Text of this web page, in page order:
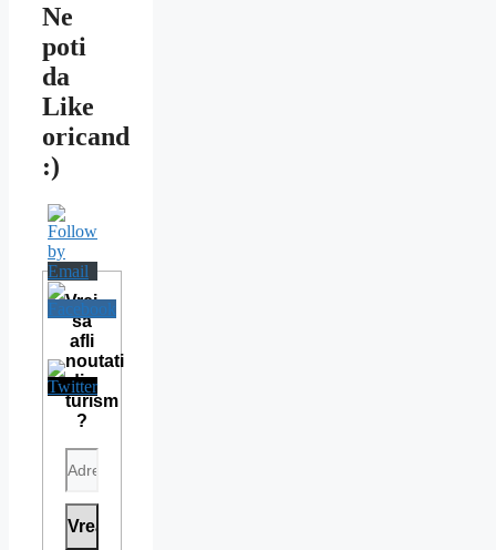
Ne
poti
da
Like
oricand
:)
Vrei
sa
afli
noutati
din
turism
?